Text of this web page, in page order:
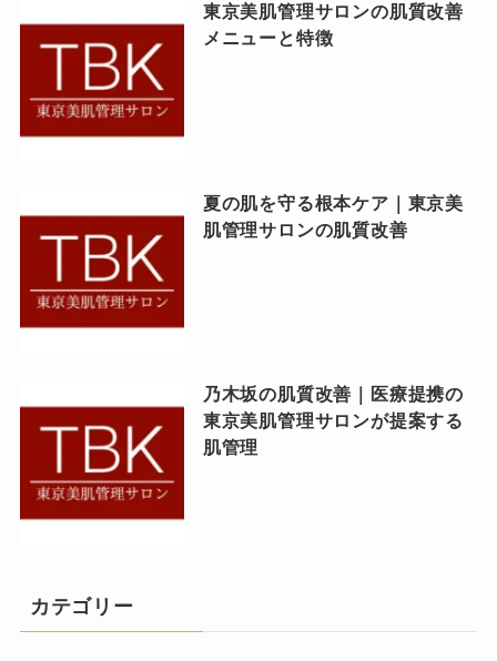
東京美肌管理サロンの肌質改善
メニューと特徴
夏の肌を守る根本ケア｜東京美
肌管理サロンの肌質改善
乃木坂の肌質改善｜医療提携の
東京美肌管理サロンが提案する
肌管理
カテゴリー